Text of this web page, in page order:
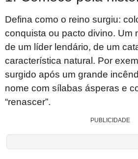
Defina como o reino surgiu:
conquista ou pacto divino. Um
de um líder lendário, de um
característica natural. Por
surgido após um grande
nome com sílabas ásperas e
“renascer”.
PUBLICIDADE